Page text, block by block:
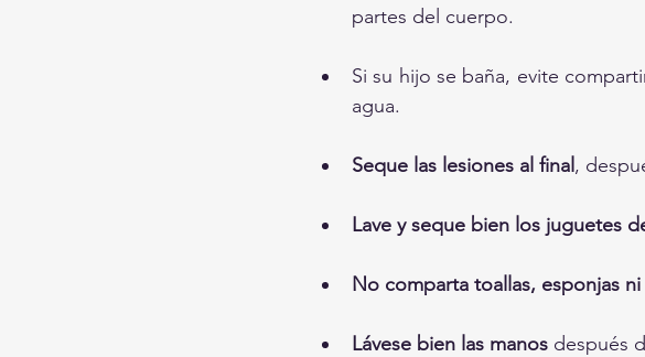
partes del cuerpo.
Si su hijo se baña, evite
agua.
Seque las lesiones al final ,
Lave y seque bien los juguetes
No comparta toallas, esponjas
Lávese bien las manos después